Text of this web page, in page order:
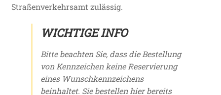
Straßenverkehrsamt zulässig.
WICHTIGE INFO
Bitte beachten Sie, dass die Bestellung
von Kennzeichen keine Reservierung
eines Wunschkennzeichens
beinhaltet. Sie bestellen hier bereits